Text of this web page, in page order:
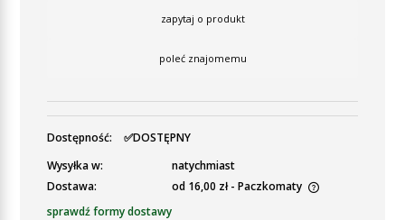
zapytaj o produkt
poleć znajomemu
Dostępność:
✅DOSTĘPNY
Wysyłka w:
natychmiast
Dostawa:
od 16,00 zł - Paczkomaty
Cena nie zawiera ewentualnych kosztów płatności
sprawdź formy dostawy